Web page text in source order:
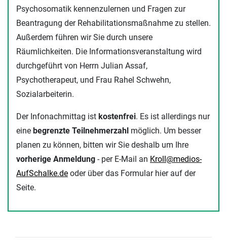
Psychosomatik kennenzulernen und Fragen zur
Beantragung der Rehabilitationsmaßnahme zu stellen.
Außerdem führen wir Sie durch unsere
Räumlichkeiten. Die Informationsveranstaltung wird
durchgeführt von Herrn Julian Assaf,
Psychotherapeut, und Frau Rahel Schwehn,
Sozialarbeiterin.
Der Infonachmittag ist kostenfrei. Es ist allerdings nur
eine begrenzte Teilnehmerzahl möglich. Um besser
planen zu können, bitten wir Sie deshalb um Ihre
vorherige Anmeldung - per E-Mail an Kroll@medios-
AufSchalke.de oder über das Formular hier auf der
Seite.